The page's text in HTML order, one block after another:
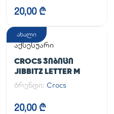
20,00 ₾
ახალი
აქსესუარი
CROCS ᲯᲘᲑᲘᲪᲘ
JIBBITZ LETTER M
ბრენდი: Crocs
20,00 ₾